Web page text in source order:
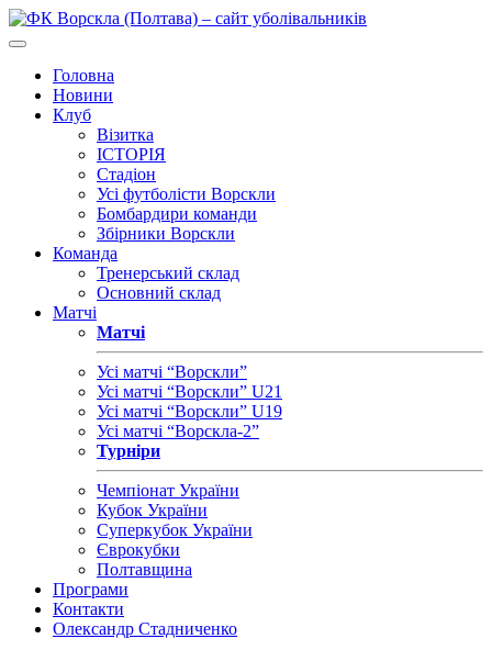
Головна
Новини
Клуб
Візитка
ІСТОРІЯ
Стадіон
Усі футболісти Ворскли
Бомбардири команди
Збірники Ворскли
Команда
Тренерський склад
Основний склад
Матчі
Матчі
Усі матчі “Ворскли”
Усі матчі “Ворскли” U21
Усі матчі “Ворскли” U19
Усі матчі “Ворскла-2”
Турніри
Чемпіонат України
Кубок України
Суперкубок України
Єврокубки
Полтавщина
Програми
Контакти
Олександр Стадниченко